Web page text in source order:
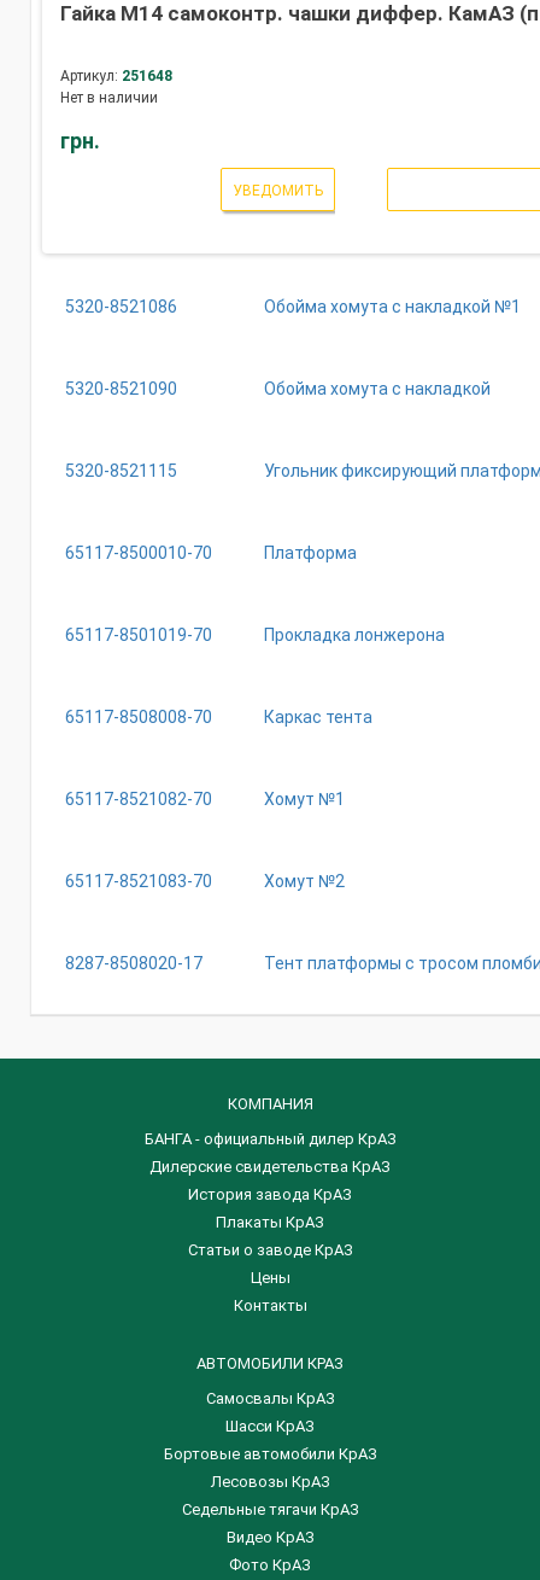
Гайка М14 самоконтр. чашки диффер. КамАЗ
Артикул: 251648
Нет в наличии
грн.
УВЕДОМИТЬ
5320-8521086 Обойма хомута с накладкой №1
5320-8521090 Обойма хомута с накладкой
5320-8521115 Угольник фиксирующий
65117-8500010-70 Платформа
65117-8501019-70 Прокладка лонжерона
65117-8508008-70 Каркас тента
65117-8521082-70 Хомут №1
65117-8521083-70 Хомут №2
8287-8508020-17 Тент платформы с тросом
КОМПАНИЯ
БАНГА - официальный дилер КрАЗ
Дилерские свидетельства КрАЗ
История завода КрАЗ
Плакаты КрАЗ
Статьи о заводе КрАЗ
Цены
Контакты
АВТОМОБИЛИ КРАЗ
Самосвалы КрАЗ
Шасси КрАЗ
Бортовые автомобили КрАЗ
Лесовозы КрАЗ
Седельные тягачи КрАЗ
Видео КрАЗ
Фото КрАЗ